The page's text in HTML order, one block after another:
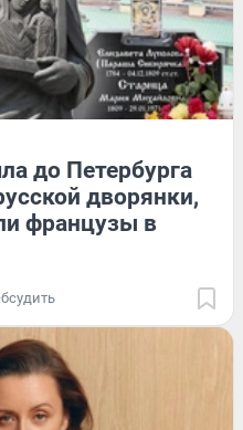
до Петербурга
дворянки,
французы в